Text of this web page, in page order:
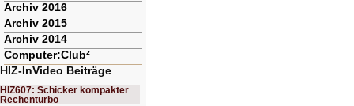
Archiv 2016
Archiv 2015
Archiv 2014
Computer:Club²
HIZ-InVideo Beiträge
HIZ607: Schicker kompakter
Rechenturbo